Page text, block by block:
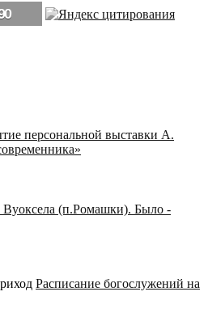
персональной выставки А.
Вуоксела (п.Ромашки). Было -
Расписание богослужений на